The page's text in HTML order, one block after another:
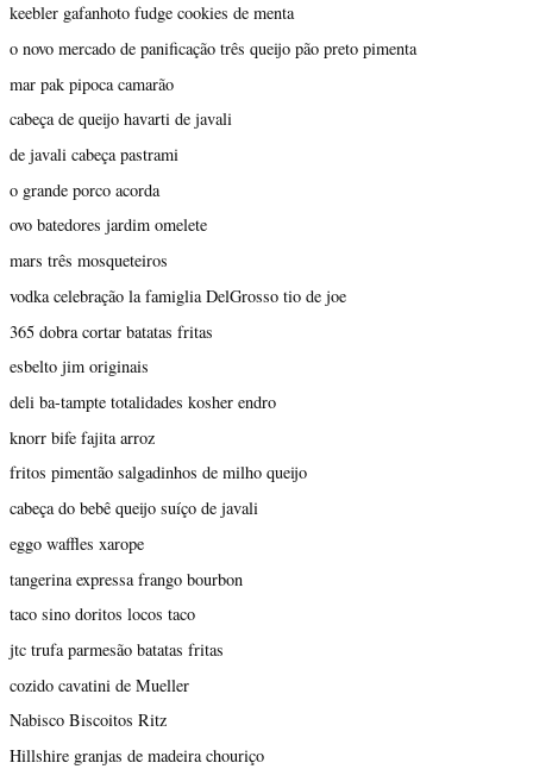
keebler gafanhoto fudge cookies de menta
o novo mercado de panificação três queijo pão preto pimenta
mar pak pipoca camarão
cabeça de queijo havarti de javali
de javali cabeça pastrami
o grande porco acorda
ovo batedores jardim omelete
mars três mosqueteiros
vodka celebração la famiglia DelGrosso tio de joe
365 dobra cortar batatas fritas
esbelto jim originais
deli ba-tampte totalidades kosher endro
knorr bife fajita arroz
fritos pimentão salgadinhos de milho queijo
cabeça do bebê queijo suíço de javali
eggo waffles xarope
tangerina expressa frango bourbon
taco sino doritos locos taco
jtc trufa parmesão batatas fritas
cozido cavatini de Mueller
Nabisco Biscoitos Ritz
Hillshire granjas de madeira chouriço